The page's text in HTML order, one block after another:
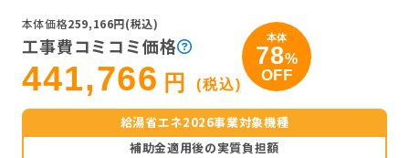
本体価格259,166円(税込)
工事費コミコミ価格
441,766 円 (税込)
本体
78%
OFF
給湯省エネ2026事業対象機種
補助金適用後の実質負担額